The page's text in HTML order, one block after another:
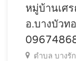
หมู่บ้านเศ
อ.บางบัวท
ตำบล บางรั